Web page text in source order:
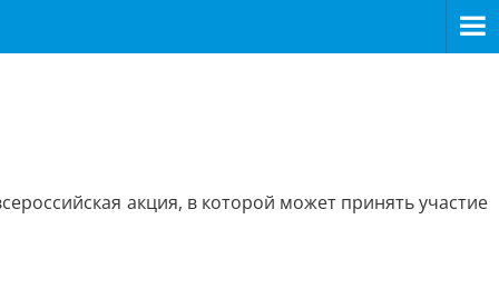
акция, в которой может принять участие